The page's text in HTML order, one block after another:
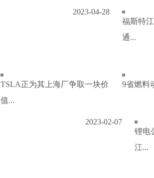
2023-04-28
福斯特
通...
TSLA正为其上海厂争取一块价
值...
2023-02-07
9省燃料
锂电
江...